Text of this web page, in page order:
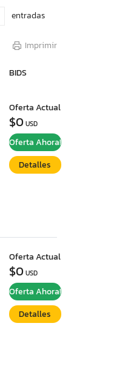
entradas
Imprimir
BIDS
Oferta Actual
$0USD
Oferta Ahora!
Detalles
Oferta Actual
$0USD
Oferta Ahora!
Detalles